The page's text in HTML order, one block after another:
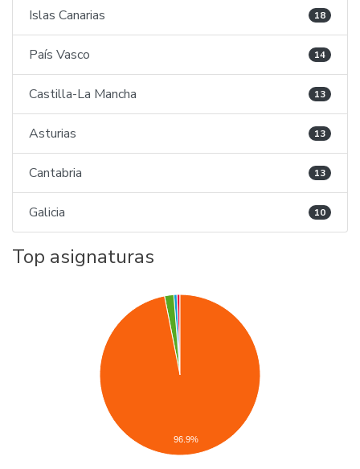
Islas Canarias 18
País Vasco 14
Castilla-La Mancha 13
Asturias 13
Cantabria 13
Galicia 10
Top asignaturas
96.9%